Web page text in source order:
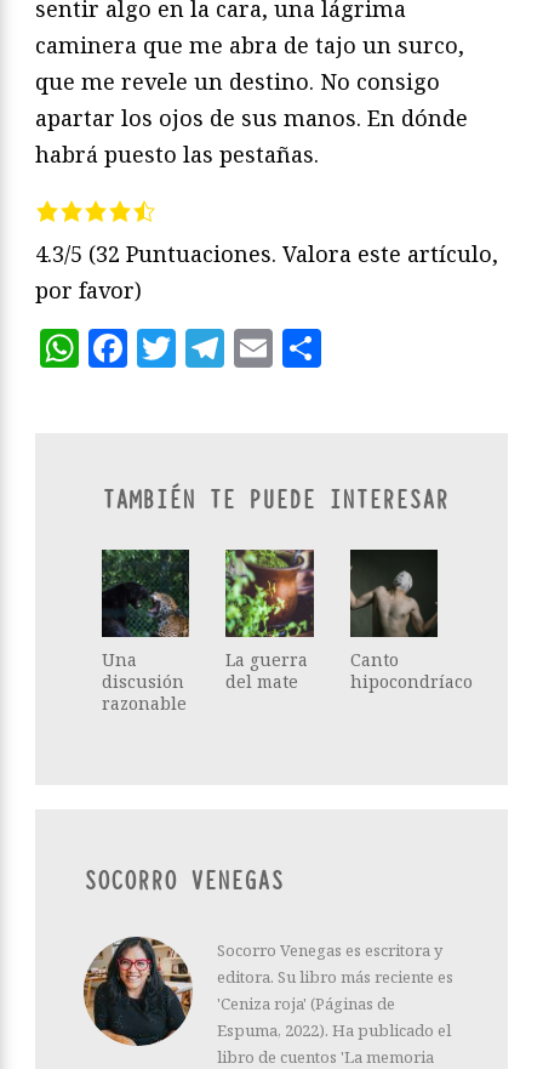
sentir algo en la cara, una lágrima
caminera que me abra de tajo un surco,
que me revele un destino. No consigo
apartar los ojos de sus manos. En dónde
habrá puesto las pestañas.
4.3/5 (32 Puntuaciones. Valora este artículo,
por favor)
WhatsApp
Facebook
Twitter
Telegram
Email
TAMBIÉN TE PUEDE INTERESAR
Una
discusión
razonable
La guerra
del mate
Canto
hipocondríaco
SOCORRO VENEGAS
Socorro Venegas es escritora y
editora. Su libro más reciente es
'Ceniza roja' (Páginas de
Espuma, 2022). Ha publicado el
libro de cuentos 'La memoria